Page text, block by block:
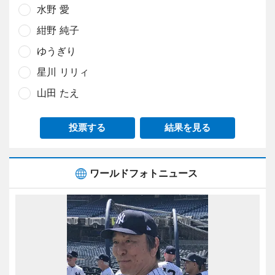
水野 愛
紺野 純子
ゆうぎり
星川 リリィ
山田 たえ
投票する 結果を見る
ワールドフォトニュース